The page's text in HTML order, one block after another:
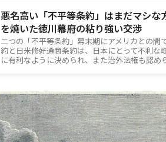
悪名高い「不平等条約」はまだマシな
を焼いた徳川幕府の粘り強い交渉
二つの「不平等条約」幕末期にアメリカとの間
約と日米修好通商条約は、日本にとって不利な
に有利なように決められ、また治外法権も認